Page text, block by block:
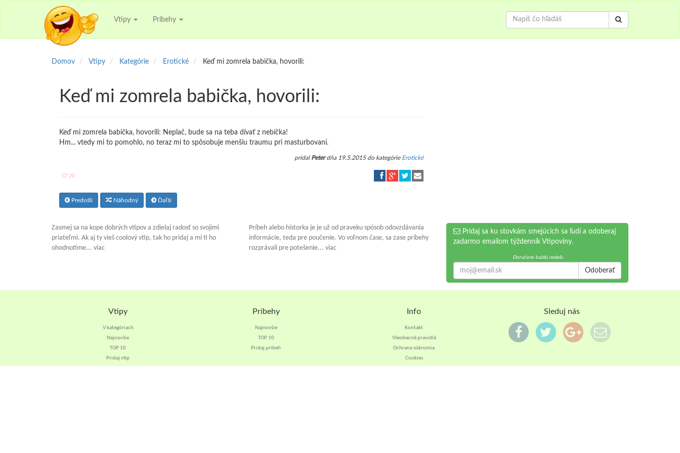
Vtipy Príbehy
Domov Vtipy Kategórie Erotické Keď mi zomrela babička, hovorili:
Keď mi zomrela babička, hovorili:
Keď mi zomrela babička, hovorili: Neplač, bude sa na teba dívať z nebíčka!
Hm... vtedy mi to pomohlo, no teraz mi to spôsobuje menšiu traumu pri masturbovaní.
pridal Peterdňa 19.5.2015 do kategórie Erotické
20
Predošlí Náhodný Ďaľší
Zasmej sa na kope dobrých vtipov a zdielaj radosť so svojimi
priateľmi. Ak aj ty vieš coolový vtip, tak ho pridaj a mi ti ho
ohodnotíme... viac
Príbeh alebo historka je je už od praveku spósob odovzdávania
informácie, teda pre poučenie. Vo voľnom čase, sa zase príbehy
rozprávali pre potešenie... viac
Pridaj sa ku stovkám smejúcich sa ľudí a odoberaj
zadarmo emailom týždenník Vtipoviny.
Doručené každú nedeľu
Odoberať
Vtipy
V kategóriach
Najnovšie
TOP 10
Pridaj vtip
Príbehy
Najnovšie
TOP 10
Pridaj príbeh
Info
Kontakt
Všeobecné pravidlá
Ochrana súkromia
Cookies
Sleduj nás